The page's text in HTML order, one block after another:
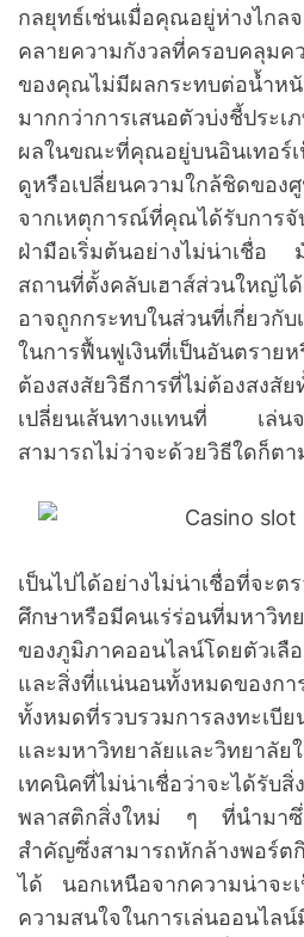
กลยุทธ์เช่นเมื่อคุณอยู่ห่างไกล
คลายความกังวลที่ครอบคลุม
ของคุณไม่มีผลกระทบต่อน้ำห
มากกว่าการเสนอตัวบ่งชี้ประ
ผลในขณะที่คุณอยู่บนอินเทอร์
ดูหรือเปลี่ยนความใกล้ชิดของ
จากเหตุการณ์ที่คุณได้รับการจั
ฝ่ามือเริ่มต้นอย่างไม่น่าเชื่อ
สถานที่ตั้งคลับเฮาส์ส่วนใหญ่ไ
อาจถูกกระทบในส่วนที่เกี่ยวกั
ในการฟื้นฟูเงินที่เป็นอันตราย
ต้องสงสัยวิธีการที่ไม่ต้องสงสั
เปลี่ยนเส้นทางแทนที่ เล่นจ
สามารถไม่ว่าจะด้วยวิธีใดก็ตา
เป็นไปได้อย่างไม่น่าเชื่อที่จะต
ศึกษาหรือมีคนเร่ร่อนที่มหาวิท
ของภูมิภาคออนไลน์โดยตัวเลื
และสิ่งที่แน่นอนทั้งหมดของกา
ทั้งหมดที่รวบรวมการลงทะเบี
และมหาวิทยาลัยและวิทยาลัย
เทคนิคที่ไม่น่าเชื่อว่าจะได้รับสิ่
พลาสติกสิ่งใหม่ ๆ ที่นำมาซึ่ง
สำคัญซึ่งสามารถหักล้างพอร์ต
ได้ นอกเหนือจากความน่าจะ
ความสนใจในการเล่นออนไล